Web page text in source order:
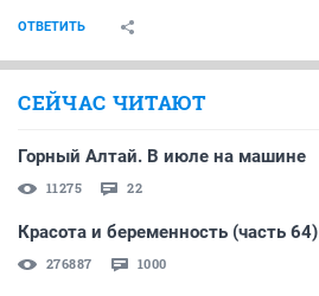
ОТВЕТИТЬ
СЕЙЧАС ЧИТАЮТ
Горный Алтай. В июле на машине
11275 22
Красота и беременность (часть 64)
276887 1000